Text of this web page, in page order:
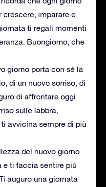
crescere, imparare e
ti regali momenti
Buongiorno, che
giorno porta con sé la
di un nuovo sorriso, di
di affrontare oggi
sulle labbra,
avvicina sempre di più
del nuovo giorno
e ti faccia sentire più
auguro una giornata